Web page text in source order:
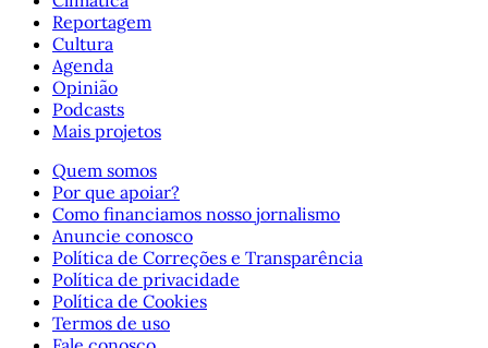
Reportagem
Cultura
Agenda
Opinião
Podcasts
Mais projetos
Quem somos
Por que apoiar?
Como financiamos nosso jornalismo
Anuncie conosco
Política de Correções e Transparência
Política de privacidade
Política de Cookies
Termos de uso